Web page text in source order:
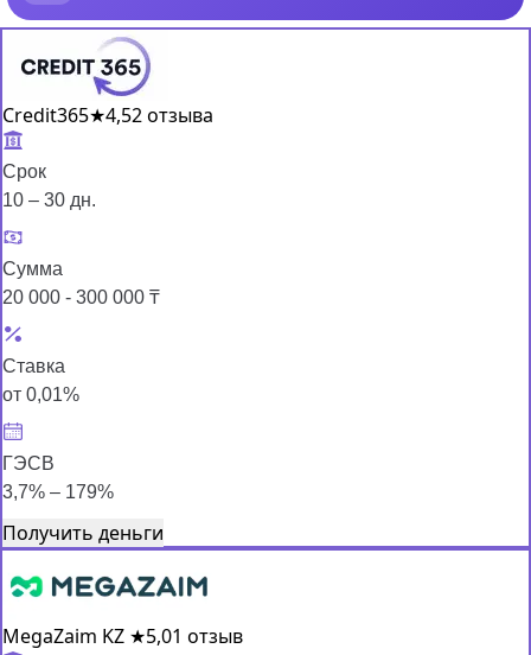
Credit365★4,52 отзыва
Срок
10 – 30 дн.
Сумма
20 000 - 300 000 ₸
Ставка
от 0,01%
ГЭСВ
3,7% – 179%
Получить деньги
MegaZaim KZ ★5,01 отзыв